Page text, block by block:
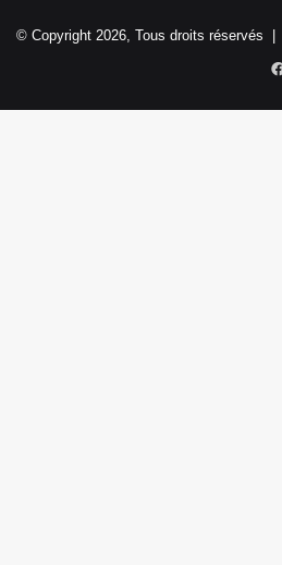
© Copyright 2026, Tous droits réservés |